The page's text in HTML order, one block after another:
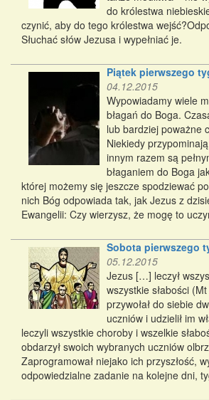
do królestwa
czynić, aby do tego królestwa
Słuchać słów Jezusa i wypełniać je.
Piątek pierwszego
04.12.2015
Wypowiadamy wiele
błagań do Boga.
lub bardziej poważne
Niekiedy
innym razem są
błaganiem do Boga
której możemy się jeszcze spodziewać
nich Bóg odpowiada tak, jak Jezus z
Ewangelii: Czy wierzysz, że mogę to
Sobota pierwszego
05.12.2015
Jezus […] leczył
wszystkie słabości
przywołał do siebie
uczniów i udzielił im
leczyli wszystkie choroby i wszelkie
obdarzył swoich wybranych uczniów
Zaprogramował niejako ich przyszłość,
odpowiedzialne zadanie na kolejne dni,